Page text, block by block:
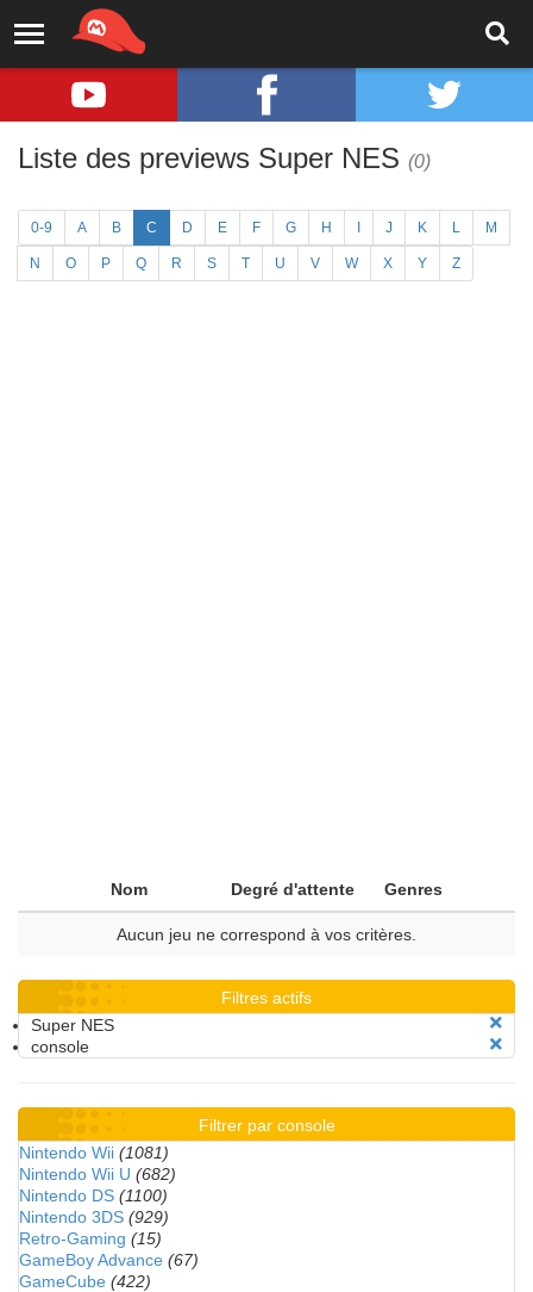
Liste des previews Super NES (0)
0-9 A B C D E F G H J K L M
N O P Q R S T U V W X Y Z
Nom Degré d'attente Genres
Aucun jeu ne correspond à vos critères.
Filtres actifs
Super NES
console
Filtrer par console
Nintendo Wii (1081)
Nintendo Wii U (682)
Nintendo DS (1100)
Nintendo 3DS (929)
Retro-Gaming (15)
GameBoy Advance (67)
GameCube (422)